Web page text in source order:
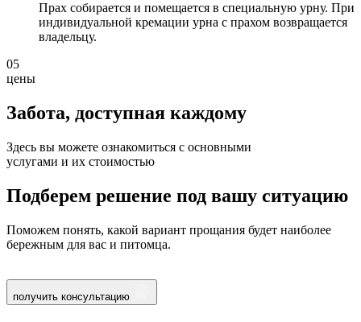
Прах собирается и помещается в специальную урну. При
индивидуальной кремации урна с прахом возвращается
владельцу.
05
цены
Забота, доступная каждому
Здесь вы можете ознакомиться с основными
услугами и их стоимостью
Подберем решение под вашу ситуацию
Поможем понять, какой вариант прощания будет наиболее
бережным для вас и питомца.
получить консультацию